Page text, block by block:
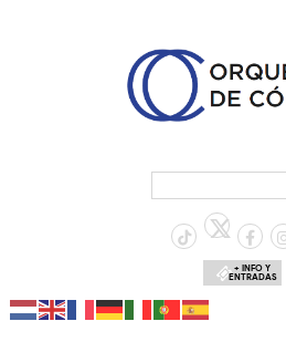
+ INFO Y
ENTRADAS